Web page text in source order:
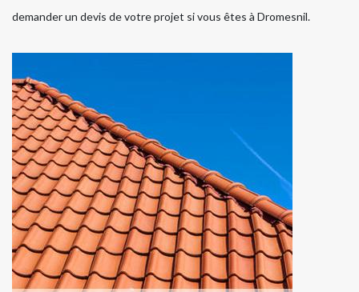
demander un devis de votre projet si vous êtes à Dromesnil.